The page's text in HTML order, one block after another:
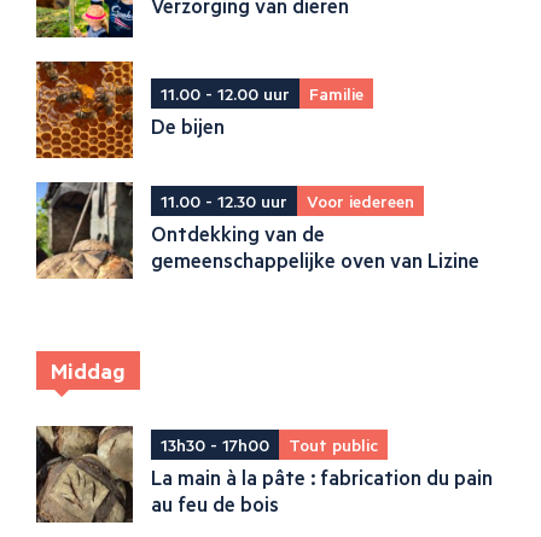
Verzorging van dieren
11.00 - 12.00 uur Familie
De bijen
11.00 - 12.30 uur Voor iedereen
Ontdekking van de
gemeenschappelijke oven van Lizine
Middag
13h30 - 17h00 Tout public
La main à la pâte : fabrication du pain
au feu de bois